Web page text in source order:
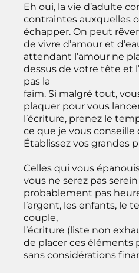
Eh oui, la vie d’adulte
contraintes auxquelles
échapper. On peut
de vivre d’amour et
attendant l’amour ne
dessus de votre tête et
pas la
faim. Si malgré tout,
plaquer pour vous
l’écriture, prenez le
ce que je vous conseille
Établissez vos grandes
Celles qui vous
vous ne serez pas
probablement pas
l’argent, les enfants, le
couple,
l’écriture (liste non
de placer ces éléments
sans considérations